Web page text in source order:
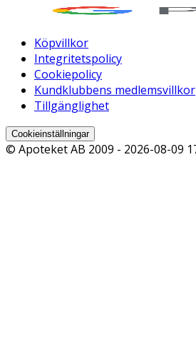
Köpvillkor
Integritetspolicy
Cookiepolicy
Kundklubbens medlemsvillkor
Tillgänglighet
Cookieinställningar
© Apoteket AB 2009 - 2026-08-09